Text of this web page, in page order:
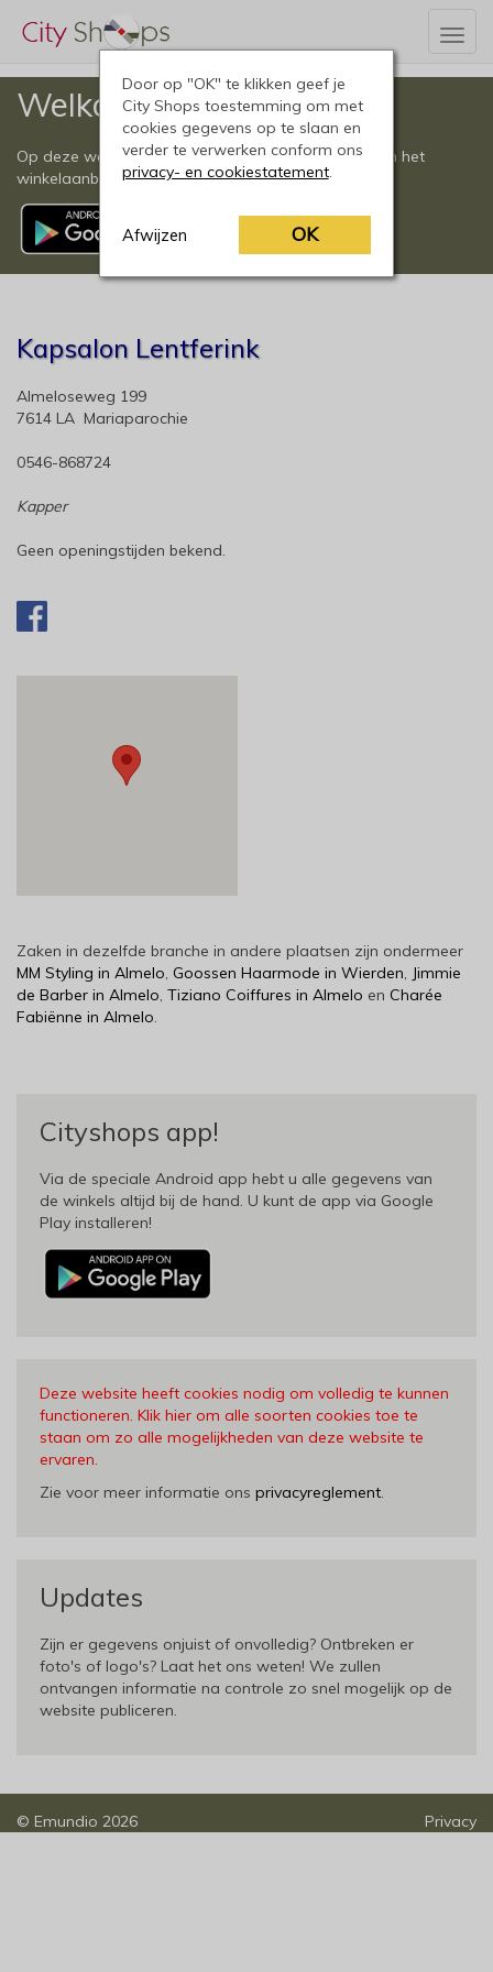
Welkom
Op deze website vindt u een compleet overzicht van het
winkelaanbod in Mariaparochie en omgeving.
Kapsalon Lentferink
Almeloseweg 199
7614 LA Mariaparochie
0546-868724
Kapper
Geen openingstijden bekend.
Zaken in dezelfde branche in andere plaatsen zijn ondermeer
MM Styling in Almelo, Goossen Haarmode in Wierden, Jimmie
de Barber in Almelo, Tiziano Coiffures in Almelo en Charée
Fabiënne in Almelo.
Cityshops app!
Via de speciale Android app hebt u alle gegevens van
de winkels altijd bij de hand. U kunt de app via Google
Play installeren!
Deze website heeft cookies nodig om volledig te kunnen
functioneren. Klik hier om alle soorten cookies toe te
staan om zo alle mogelijkheden van deze website te
ervaren
Zie voor meer informatie ons privacyreglement
Updates
Zijn er gegevens onjuist of onvolledig? Ontbreken er
foto's of logo's? Laat het ons weten! We zullen
ontvangen informatie na controle zo snel mogelijk op de
website publiceren.
© Emundio 2026 Privacy
Door op "OK" te klikken geef je
City Shops toestemming om met
cookies gegevens op te slaan en
verder te verwerken conform ons
privacy- en cookiestatement.
Afwijzen OK